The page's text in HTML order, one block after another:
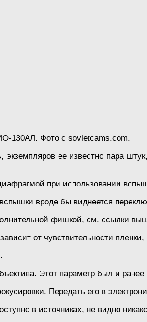
130АЛ. Фото с sovietcams.com.
ее известно пара
при использовании
вроде бы виднеется
фишкой, см. ссылки
от чувствительности
Этот параметр был и
Передать его в
в источниках, не видно